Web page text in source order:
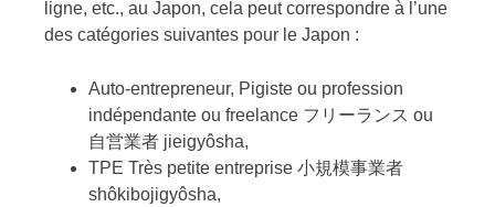
ligne, etc., au Japon, cela peut correspondre à l’une
des catégories suivantes pour le Japon :
Auto-entrepreneur, Pigiste ou profession
indépendante ou freelance フリーランス ou
自営業者 jieigyôsha,
TPE Très petite entreprise 小規模事業者
shôkibojigyôsha,